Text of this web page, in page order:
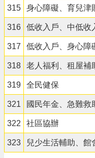
315 身心障礙、育兒津
316 低收入戶、中低收
317 低收入戶、身心障
318 老人福利、租屋補
319 全民健保
321 國民年金、急難救
322 社區協辦
323 兒少生活輔助、館